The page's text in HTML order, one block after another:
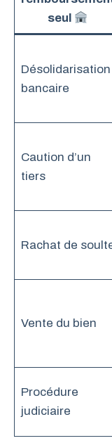
seul
Désolidarisation
bancaire
Caution d’un
tiers
Rachat de
Vente du bien
Procédure
judiciaire